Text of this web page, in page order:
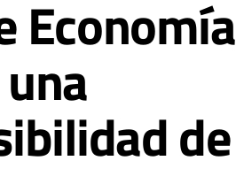
Economía
de